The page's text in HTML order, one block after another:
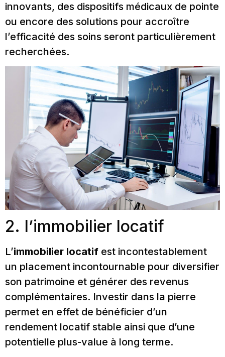
innovants, des dispositifs médicaux de pointe
ou encore des solutions pour accroître
l’efficacité des soins seront particulièrement
recherchées.
2. l’immobilier locatif
L’immobilier locatif est incontestablement
un placement incontournable pour diversifier
son patrimoine et générer des revenus
complémentaires. Investir dans la pierre
permet en effet de bénéficier d’un
rendement locatif stable ainsi que d’une
potentielle plus-value à long terme.